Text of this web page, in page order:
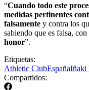
“Cuando todo este
medidas pertinentes
falsamente y contra los
sabiendo que es falsa,
honor”.
Etiquetas:
Athletic ClubEspañaIñaki
Compartidos: